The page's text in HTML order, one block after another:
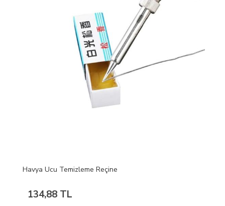
Havya Ucu Temizleme Reçine
134,88 TL